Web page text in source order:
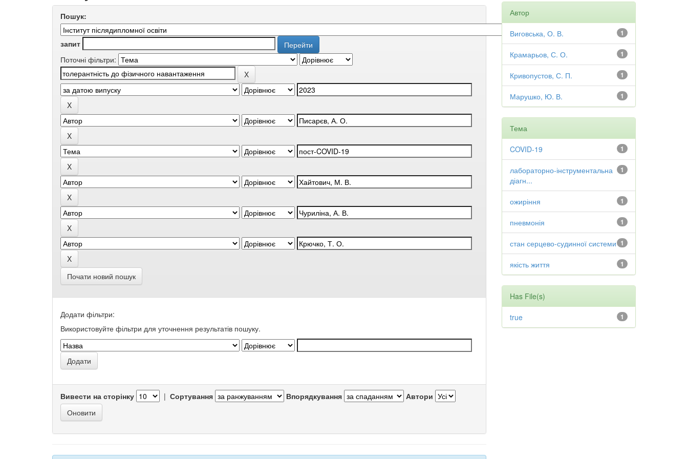
Пошук:
запит
Поточні фільтри:
Почати новий пошук
Додати фільтри:
Використовуйте фільтри для уточнення результатів пошуку.
Вивести на сторінку | Сортування Впорядкування Автори
Автор
1
Виговська, О. В.
1
Крамарьов, С. О.
1
Кривопустов, С. П.
1
Марушко, Ю. В.
Тема
1
COVID-19
1
лабораторно-інструментальна
діагн...
1
ожиріння
1
пневмонія
1
стан серцево-судинної системи
1
якість життя
Has File(s)
1
true